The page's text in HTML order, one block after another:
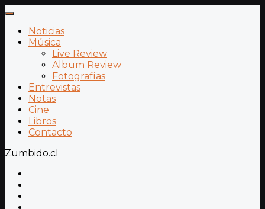
Noticias
Música
Live Review
Album Review
Fotografías
Entrevistas
Notas
Cine
Libros
Contacto
Zumbido.cl